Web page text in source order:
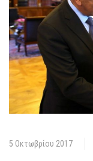
5 Οκτωβρίου 2017